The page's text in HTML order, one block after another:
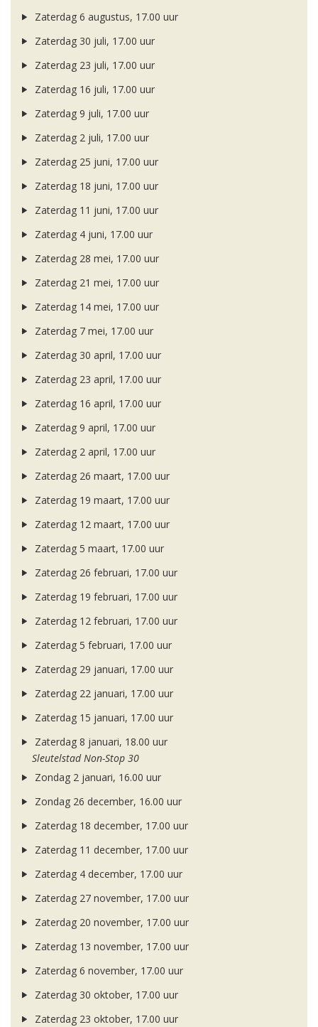
Zaterdag 6 augustus, 17.00 uur
Zaterdag 30 juli, 17.00 uur
Zaterdag 23 juli, 17.00 uur
Zaterdag 16 juli, 17.00 uur
Zaterdag 9 juli, 17.00 uur
Zaterdag 2 juli, 17.00 uur
Zaterdag 25 juni, 17.00 uur
Zaterdag 18 juni, 17.00 uur
Zaterdag 11 juni, 17.00 uur
Zaterdag 4 juni, 17.00 uur
Zaterdag 28 mei, 17.00 uur
Zaterdag 21 mei, 17.00 uur
Zaterdag 14 mei, 17.00 uur
Zaterdag 7 mei, 17.00 uur
Zaterdag 30 april, 17.00 uur
Zaterdag 23 april, 17.00 uur
Zaterdag 16 april, 17.00 uur
Zaterdag 9 april, 17.00 uur
Zaterdag 2 april, 17.00 uur
Zaterdag 26 maart, 17.00 uur
Zaterdag 19 maart, 17.00 uur
Zaterdag 12 maart, 17.00 uur
Zaterdag 5 maart, 17.00 uur
Zaterdag 26 februari, 17.00 uur
Zaterdag 19 februari, 17.00 uur
Zaterdag 12 februari, 17.00 uur
Zaterdag 5 februari, 17.00 uur
Zaterdag 29 januari, 17.00 uur
Zaterdag 22 januari, 17.00 uur
Zaterdag 15 januari, 17.00 uur
Zaterdag 8 januari, 18.00 uur
Sleutelstad Non-Stop 30
Zondag 2 januari, 16.00 uur
Zondag 26 december, 16.00 uur
Zaterdag 18 december, 17.00 uur
Zaterdag 11 december, 17.00 uur
Zaterdag 4 december, 17.00 uur
Zaterdag 27 november, 17.00 uur
Zaterdag 20 november, 17.00 uur
Zaterdag 13 november, 17.00 uur
Zaterdag 6 november, 17.00 uur
Zaterdag 30 oktober, 17.00 uur
Zaterdag 23 oktober, 17.00 uur